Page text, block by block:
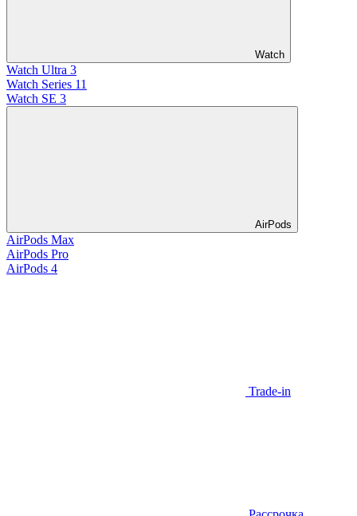
Watch
Watch Ultra 3
Watch Series 11
Watch SE 3
AirPods
AirPods Max
AirPods Pro
AirPods 4
Trade-in